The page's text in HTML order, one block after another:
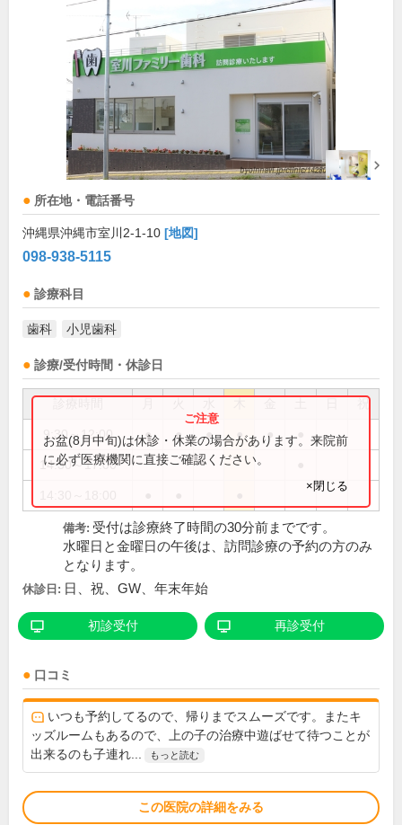
所在地・電話番号
沖縄県沖縄市室川2-1-10 [地図]
098-938-5115
診療科目
歯科 小児歯科
診療/受付時間・休診日
祝
9:30～12:00 ● ● ● ● ●
14:30～17:00
お盆(8月中旬)は休診・休業の場合があります。来院前
に必ず医療機関に直接ご確認ください。
×閉じる
備考: 受付は診療終了時間の30分前までです。
水曜日と金曜日の午後は、訪問診療の予約の方のみ
となります。
休診日: 日、祝、GW、年末年始
初診受付 再診受付
口コミ
いつも予約してるので、帰りまでスムーズです。またキ
ッズルームもあるので、上の子の治療中遊ばせて待つことが
出来るのも子連れ...
もっと読む
この医院の詳細をみる